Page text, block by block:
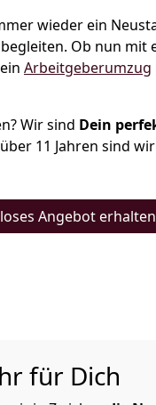
wieder ein
Ob nun mit
Arbeitgeberumzug
Wir sind Dein
11 Jahren sind
Angebot erhalten
für Dich